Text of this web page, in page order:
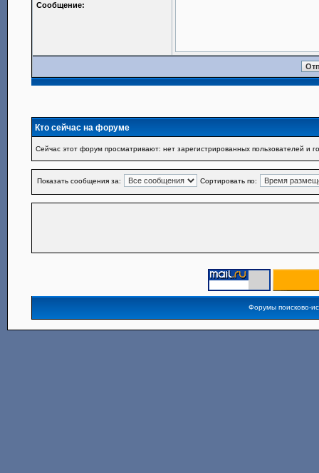
Сообщение:
Кто сейчас на форуме
Сейчас этот форум просматривают: нет зарегистрированных пользователей и
Показать сообщения за: Сортировать по:
Форумы поисково-